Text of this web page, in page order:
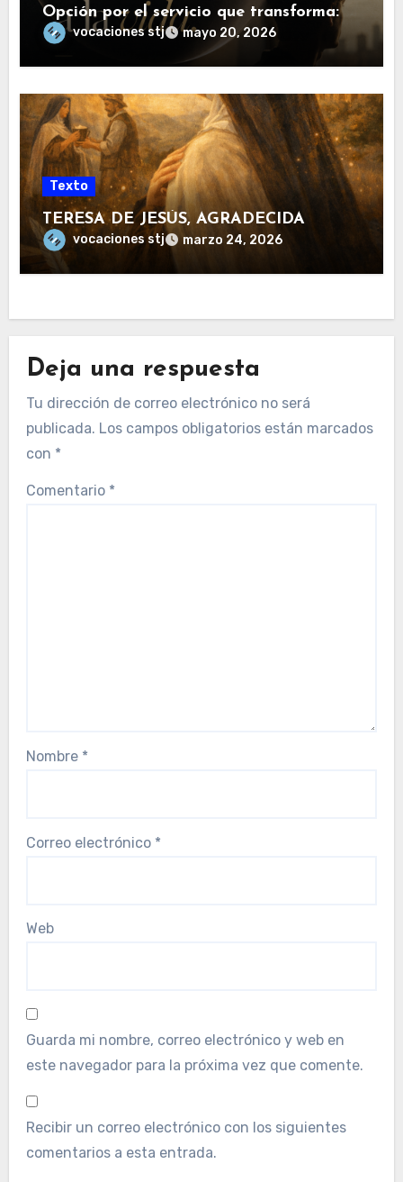
Opción por el servicio que transforma:
vocaciones stj mayo 20, 2026
Texto
TERESA DE JESÚS, AGRADECIDA
vocaciones stj marzo 24, 2026
Deja una respuesta
Tu dirección de correo electrónico no será
publicada. Los campos obligatorios están marcados
con *
Comentario *
Nombre *
Correo electrónico *
Web
Guarda mi nombre, correo electrónico y web en
este navegador para la próxima vez que comente.
Recibir un correo electrónico con los siguientes
comentarios a esta entrada.